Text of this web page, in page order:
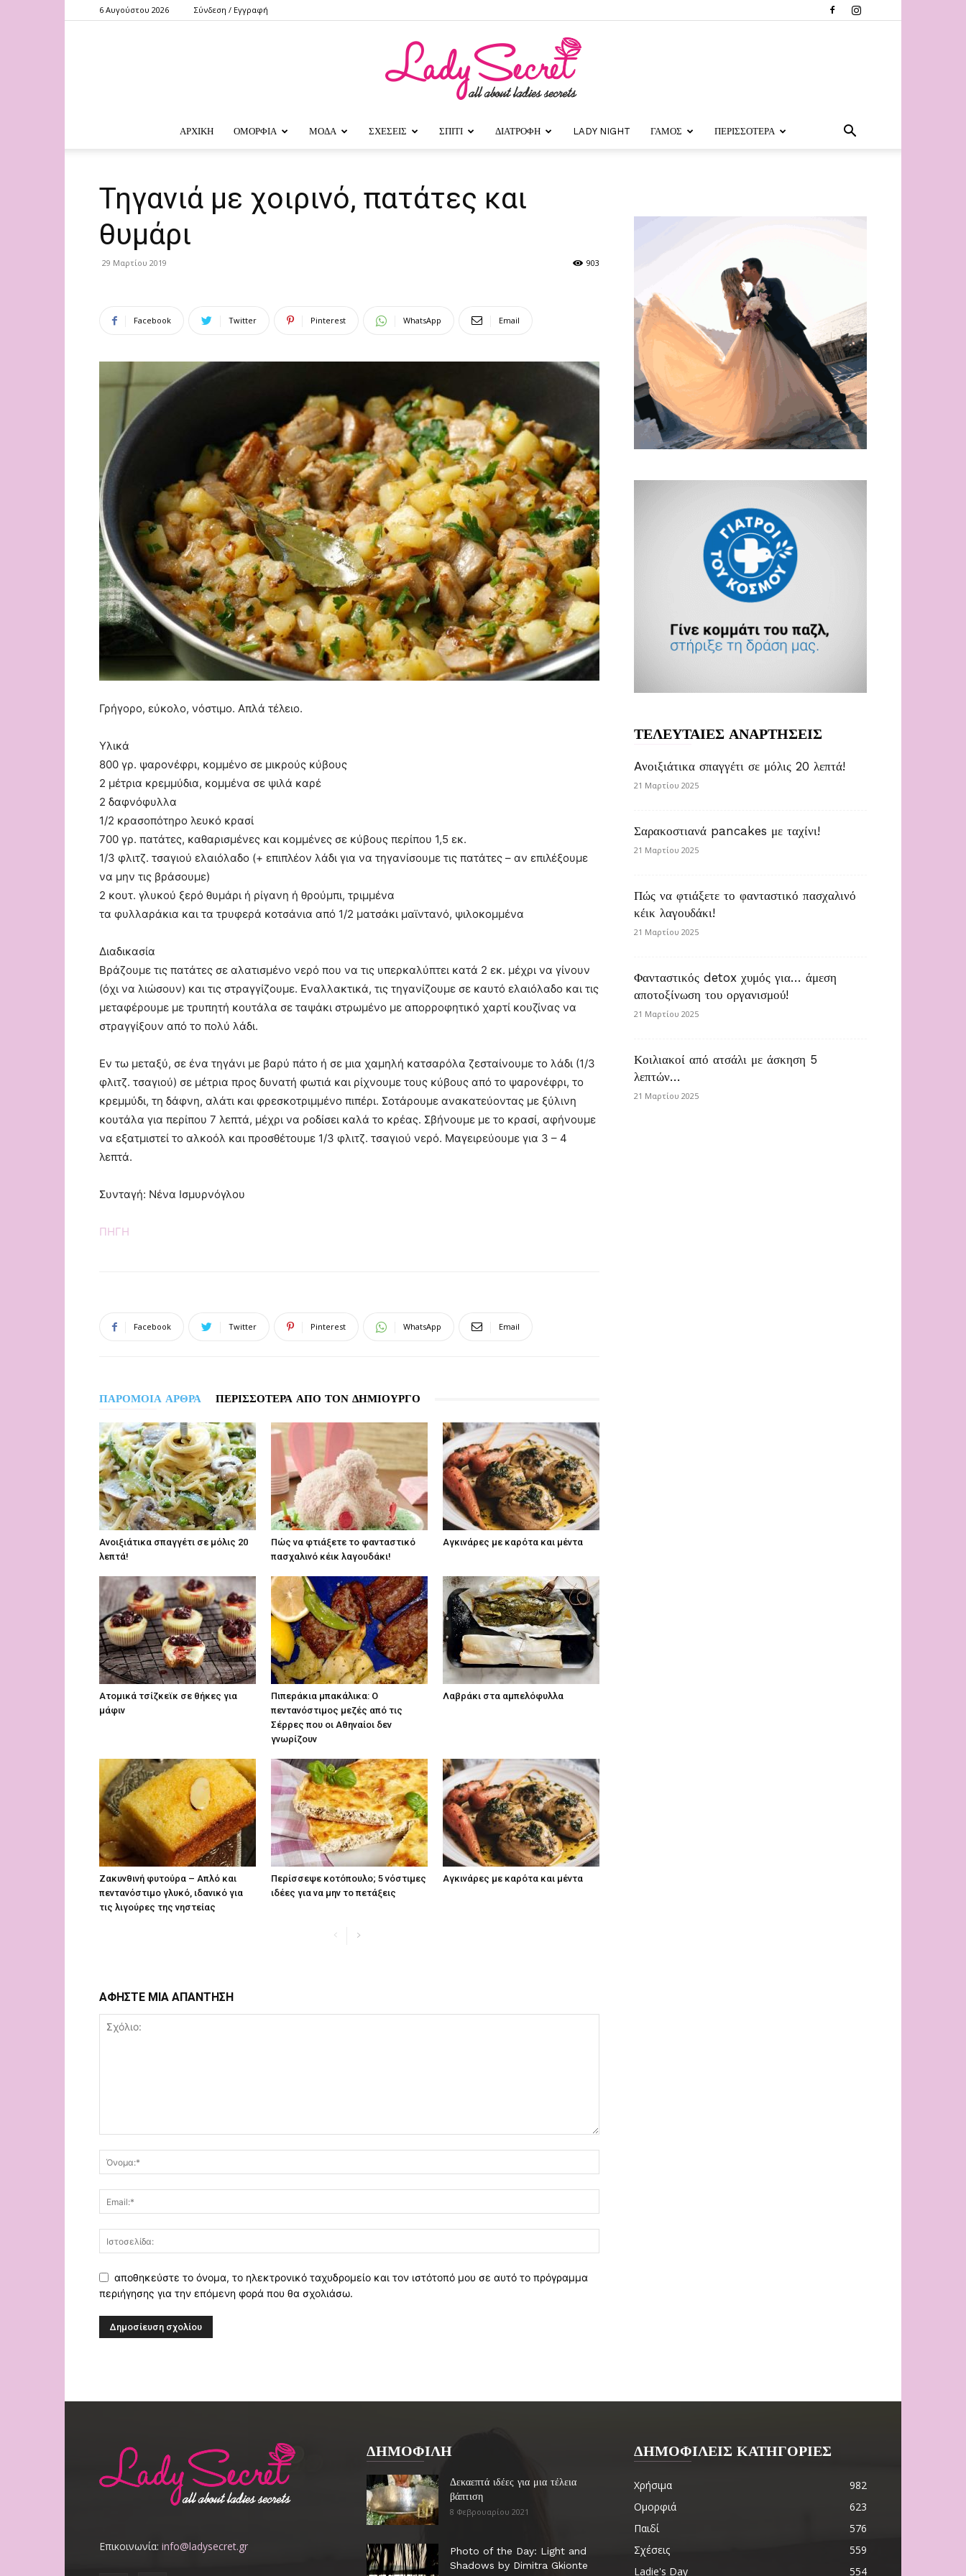
6 Αυγούστου 2026 Σύνδεση / Εγγραφή
ΑΡΧΙΚΗ ΟΜΟΡΦΙΑ ΜΟΔΑ ΣΧΕΣΕΙΣ ΣΠΙΤΙ ΔΙΑΤΡΟΦΗ LADY NIGHT ΓΑΜΟΣ ΠΕΡΙΣΣΟΤΕΡΑ
Τηγανιά με χοιρινό, πατάτες και
θυμάρι
29 Μαρτίου 2019 903
Facebook Twitter Pinterest WhatsApp Email
Γρήγορο, εύκολο, νόστιμο. Απλά τέλειο.
Υλικά
800 γρ. ψαρονέφρι, κομμένο σε μικρούς κύβους
2 μέτρια κρεμμύδια, κομμένα σε ψιλά καρέ
2 δαφνόφυλλα
1/2 κρασοπότηρο λευκό κρασί
700 γρ. πατάτες, καθαρισμένες και κομμένες σε κύβους περίπου 1,5 εκ.
1/3 φλιτζ. τσαγιού ελαιόλαδο (+ επιπλέον λάδι για να τηγανίσουμε τις πατάτες – αν επιλέξουμε
να μην τις βράσουμε)
2 κουτ. γλυκού ξερό θυμάρι ή ρίγανη ή θρούμπι, τριμμένα
τα φυλλαράκια και τα τρυφερά κοτσάνια από 1/2 ματσάκι μαϊντανό, ψιλοκομμένα
Διαδικασία
Βράζουμε τις πατάτες σε αλατισμένο νερό που να τις υπερκαλύπτει κατά 2 εκ. μέχρι να γίνουν
(όχι να λιώσουν) και τις στραγγίζουμε. Εναλλακτικά, τις τηγανίζουμε σε καυτό ελαιόλαδο και τις
μεταφέρουμε με τρυπητή κουτάλα σε ταψάκι στρωμένο με απορροφητικό χαρτί κουζίνας να
στραγγίξουν από το πολύ λάδι.
Εν τω μεταξύ, σε ένα τηγάνι με βαρύ πάτο ή σε μια χαμηλή κατσαρόλα ζεσταίνουμε το λάδι (1/3
φλιτζ. τσαγιού) σε μέτρια προς δυνατή φωτιά και ρίχνουμε τους κύβους από το ψαρονέφρι, το
κρεμμύδι, τη δάφνη, αλάτι και φρεσκοτριμμένο πιπέρι. Σοτάρουμε ανακατεύοντας με ξύλινη
κουτάλα για περίπου 7 λεπτά, μέχρι να ροδίσει καλά το κρέας. Σβήνουμε με το κρασί, αφήνουμε
να εξατμιστεί το αλκοόλ και προσθέτουμε 1/3 φλιτζ. τσαγιού νερό. Μαγειρεύουμε για 3 – 4
λεπτά.
Συνταγή: Νένα Ισμυρνόγλου
ΠΗΓΗ
Facebook Twitter Pinterest WhatsApp Email
ΠΑΡΟΜΟΙΑ ΑΡΘΡΑ ΠΕΡΙΣΣΟΤΕΡΑ ΑΠΟ ΤΟΝ ΔΗΜΙΟΥΡΓΟ
Aνοιξιάτικα σπαγγέτι σε μόλις 20
λεπτά!
Πώς να φτιάξετε το φανταστικό
πασχαλινό κέικ λαγουδάκι!
Αγκινάρες με καρότα και μέντα
Ατομικά τσίζκεϊκ σε θήκες για
μάφιν
Πιπεράκια μπακάλικα: Ο
πεντανόστιμος μεζές από τις
Σέρρες που οι Αθηναίοι δεν
γνωρίζουν
Λαβράκι στα αμπελόφυλλα
Ζακυνθινή φυτούρα – Απλό και
πεντανόστιμο γλυκό, ιδανικό για
τις λιγούρες της νηστείας
Περίσσεψε κοτόπουλο; 5 νόστιμες
ιδέες για να μην το πετάξεις
Αγκινάρες με καρότα και μέντα
ΑΦΗΣΤΕ ΜΙΑ ΑΠΑΝΤΗΣΗ
αποθηκεύστε το όνομα, το ηλεκτρονικό ταχυδρομείο και τον ιστότοπό μου σε αυτό το πρόγραμμα
περιήγησης για την επόμενη φορά που θα σχολιάσω.
ΤΕΛΕΥΤΑΙΕΣ ΑΝΑΡΤΗΣΕΙΣ
Aνοιξιάτικα σπαγγέτι σε μόλις 20 λεπτά!
21 Μαρτίου 2025
Σαρακοστιανά pancakes με ταχίνι!
21 Μαρτίου 2025
Πώς να φτιάξετε το φανταστικό πασχαλινό
κέικ λαγουδάκι!
21 Μαρτίου 2025
Φανταστικός detox χυμός για… άμεση
αποτοξίνωση του οργανισμού!
21 Μαρτίου 2025
Κοιλιακοί από ατσάλι με άσκηση 5
λεπτών…
21 Μαρτίου 2025
Επικοινωνία: info@ladysecret.gr
ΔΗΜΟΦΙΛΗ
Δεκαεπτά ιδέες για μια τέλεια
βάπτιση
8 Φεβρουαρίου 2021
Photo of the Day: Light and
Shadows by Dimitra Gkionte
ΔΗΜΟΦΙΛΕΙΣ ΚΑΤΗΓΟΡΙΕΣ
Χρήσιμα
982
Ομορφιά
623
Παιδί
576
Σχέσεις
559
Ladie's Day
554